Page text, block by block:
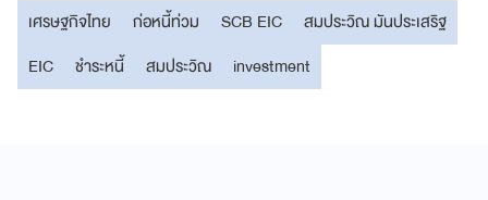
เศรษฐกิจไทย ก่อหนี้ท่วม SCB EIC
สมประวิณ มันประเสริฐ
EIC
ชำระหนี้ สมประวิณ investment